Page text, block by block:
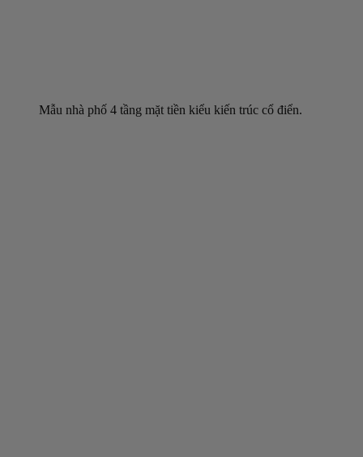
Mẫu nhà phố 4 tầng mặt tiền kiểu kiến trúc cổ điển.